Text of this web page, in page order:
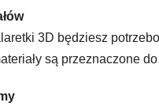
3D będziesz
są przeznaczone